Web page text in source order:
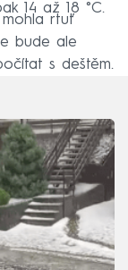
14 až 18 °C.
mohla rtuť
bude ale
s deštěm.